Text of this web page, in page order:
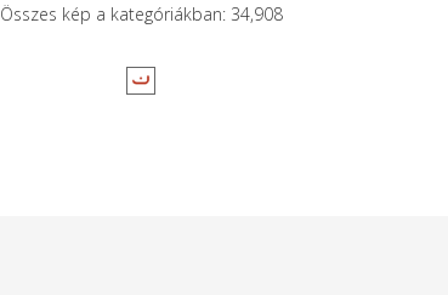
Összes kép a kategóriákban: 34,908